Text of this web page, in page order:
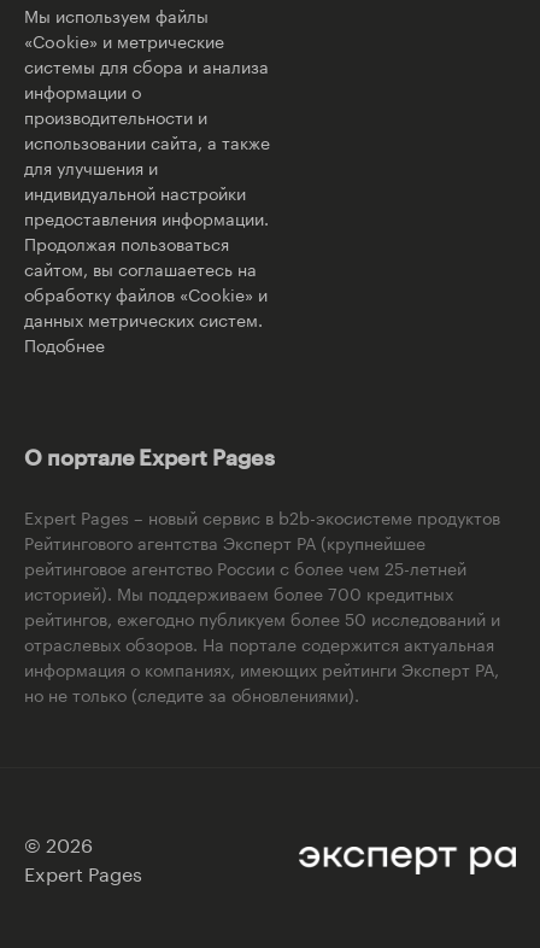
Мы используем файлы
«Cookie» и метрические
системы для сбора и анализа
информации о
производительности и
использовании сайта, а также
для улучшения и
индивидуальной настройки
предоставления информации.
Продолжая пользоваться
сайтом, вы соглашаетесь на
обработку файлов «Cookie» и
данных метрических систем.
Подобнее
О портале Expert Pages
Expert Pages – новый сервис в b2b-экосистеме продуктов
Рейтингового агентства Эксперт РА (крупнейшее
рейтинговое агентство России с более чем 25-летней
историей). Мы поддерживаем более 700 кредитных
рейтингов, ежегодно публикуем более 50 исследований и
отраслевых обзоров. На портале содержится актуальная
информация о компаниях, имеющих рейтинги Эксперт РА,
но не только (следите за обновлениями).
© 2026
Expert Pages